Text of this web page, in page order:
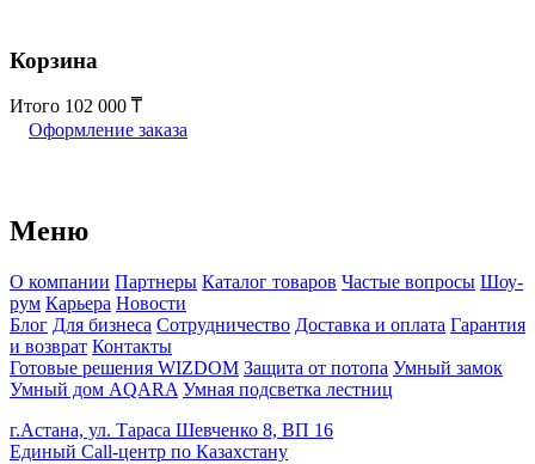
Корзина
Итого 102 000
Оформление заказа
Меню
О компании Партнеры Каталог товаров Частые вопросы Шоу-
рум Карьера Новости
Блог Для бизнеса Сотрудничество Доставка и оплата Гарантия
и возврат Контакты
Готовые решения WIZDOM Защита от потопа Умный замок
Умный дом AQARA Умная подсветка лестниц
г.Астана, ул. Тараса Шевченко 8, ВП 16
Единый Call-центр по Казахстану